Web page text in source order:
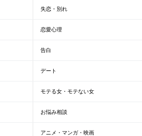
失恋・別れ
恋愛心理
告白
デート
モテる女・モテない女
お悩み相談
アニメ・マンガ・映画